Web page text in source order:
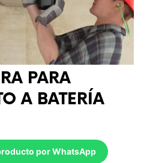
PARA
A BATERÍA
por WhatsApp